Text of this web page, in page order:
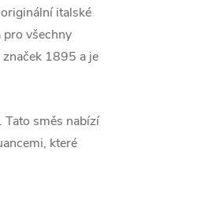
italské
pro všechny
1895 a je
Tato směs nabízí
které